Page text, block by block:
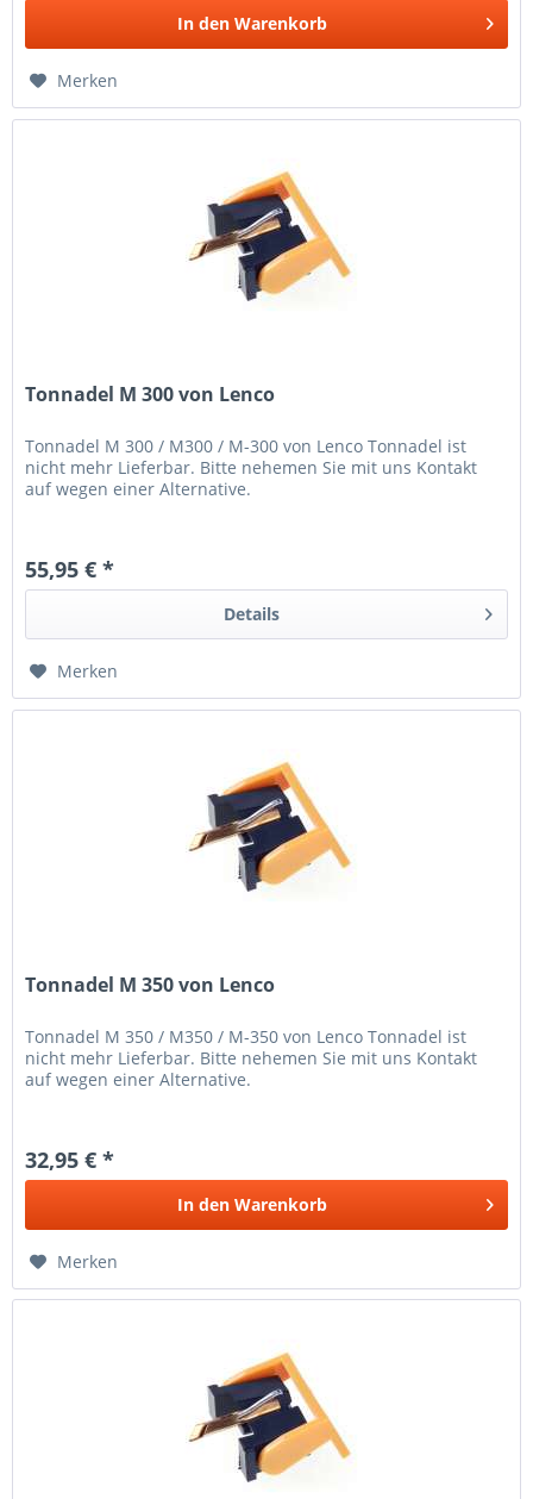
In den Warenkorb
Merken
Tonnadel M 300 von Lenco
Tonnadel M 300 / M300 / M-300 von Lenco Tonnadel ist
nicht mehr Lieferbar. Bitte nehemen Sie mit uns Kontakt
auf wegen einer Alternative.
55,95 € *
Details
Merken
Tonnadel M 350 von Lenco
Tonnadel M 350 / M350 / M-350 von Lenco Tonnadel ist
nicht mehr Lieferbar. Bitte nehemen Sie mit uns Kontakt
auf wegen einer Alternative.
32,95 € *
In den Warenkorb
Merken